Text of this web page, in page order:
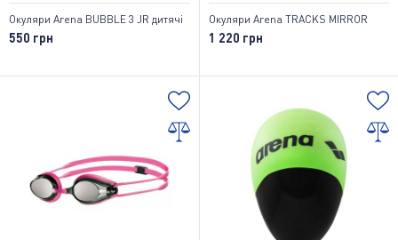
Окуляри Arena BUBBLE 3 JR дитячі
550 грн
Окуляри Arena TRACKS MIRROR
1 220 грн